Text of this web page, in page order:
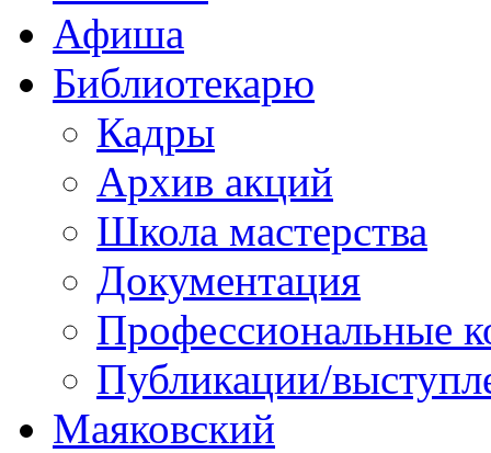
Афиша
Библиотекарю
Кадры
Архив акций
Школа мастерства
Документация
Профессиональные
Публикации/
Маяковский